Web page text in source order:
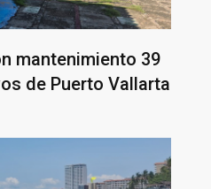
mantenimiento 39
de Puerto Vallarta